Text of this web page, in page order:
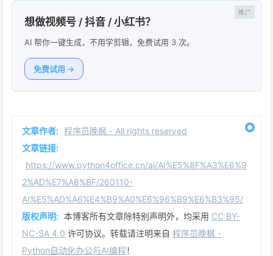
想做视频号 / 抖音 / 小红书？
AI 帮你一键生成，不用学剪辑，免费试用 3 次。
免费试用 →
文章作者: 程序员晚枫 - All rights reserved
文章链接:
https://www.python4office.cn/ai/AI%E5%8F%A3%E6%9
2%AD%E7%A8%BF/260110-
AI%E5%AD%A6%E4%B9%A0%E6%96%B9%E6%B3%95/
版权声明: 本博客所有文章除特别声明外，均采用 CC BY-
NC-SA 4.0 许可协议。转载请注明来自 程序员晚枫 -
Python自动化办公与AI编程！